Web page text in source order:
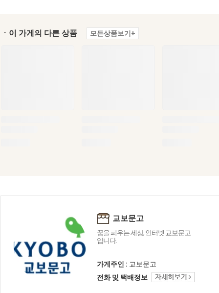
ㆍ이 가게의 다른 상품 모든상품보기+
교보문고
꿈을 피우는 세상, 인터넷 교보문고
입니다.
가게주인 : 교보문고
전화 및 택배정보